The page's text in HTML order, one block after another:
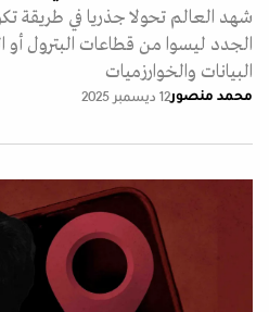
شهد العالم تحولا جذريا في طريقة
الجدد ليسوا من قطاعات البترول أو
البيانات والخوارزميات
محمد منصور12 ديسمبر 2025